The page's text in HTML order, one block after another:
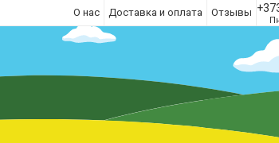
О нас Доставка и оплата Отзывы